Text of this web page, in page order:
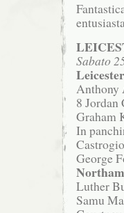
Sabato
Anthony
8 Jordan
Graham
In
George
Luther
Samu